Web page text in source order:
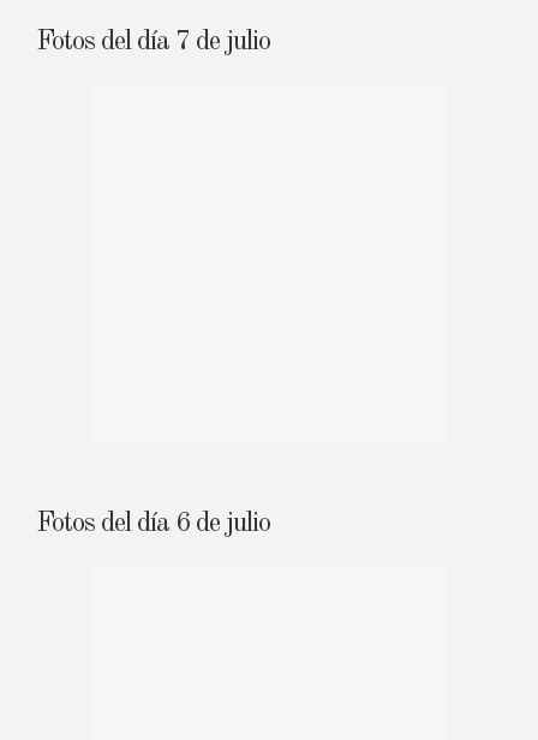
Fotos del día 7 de julio
Fotos del día 6 de julio